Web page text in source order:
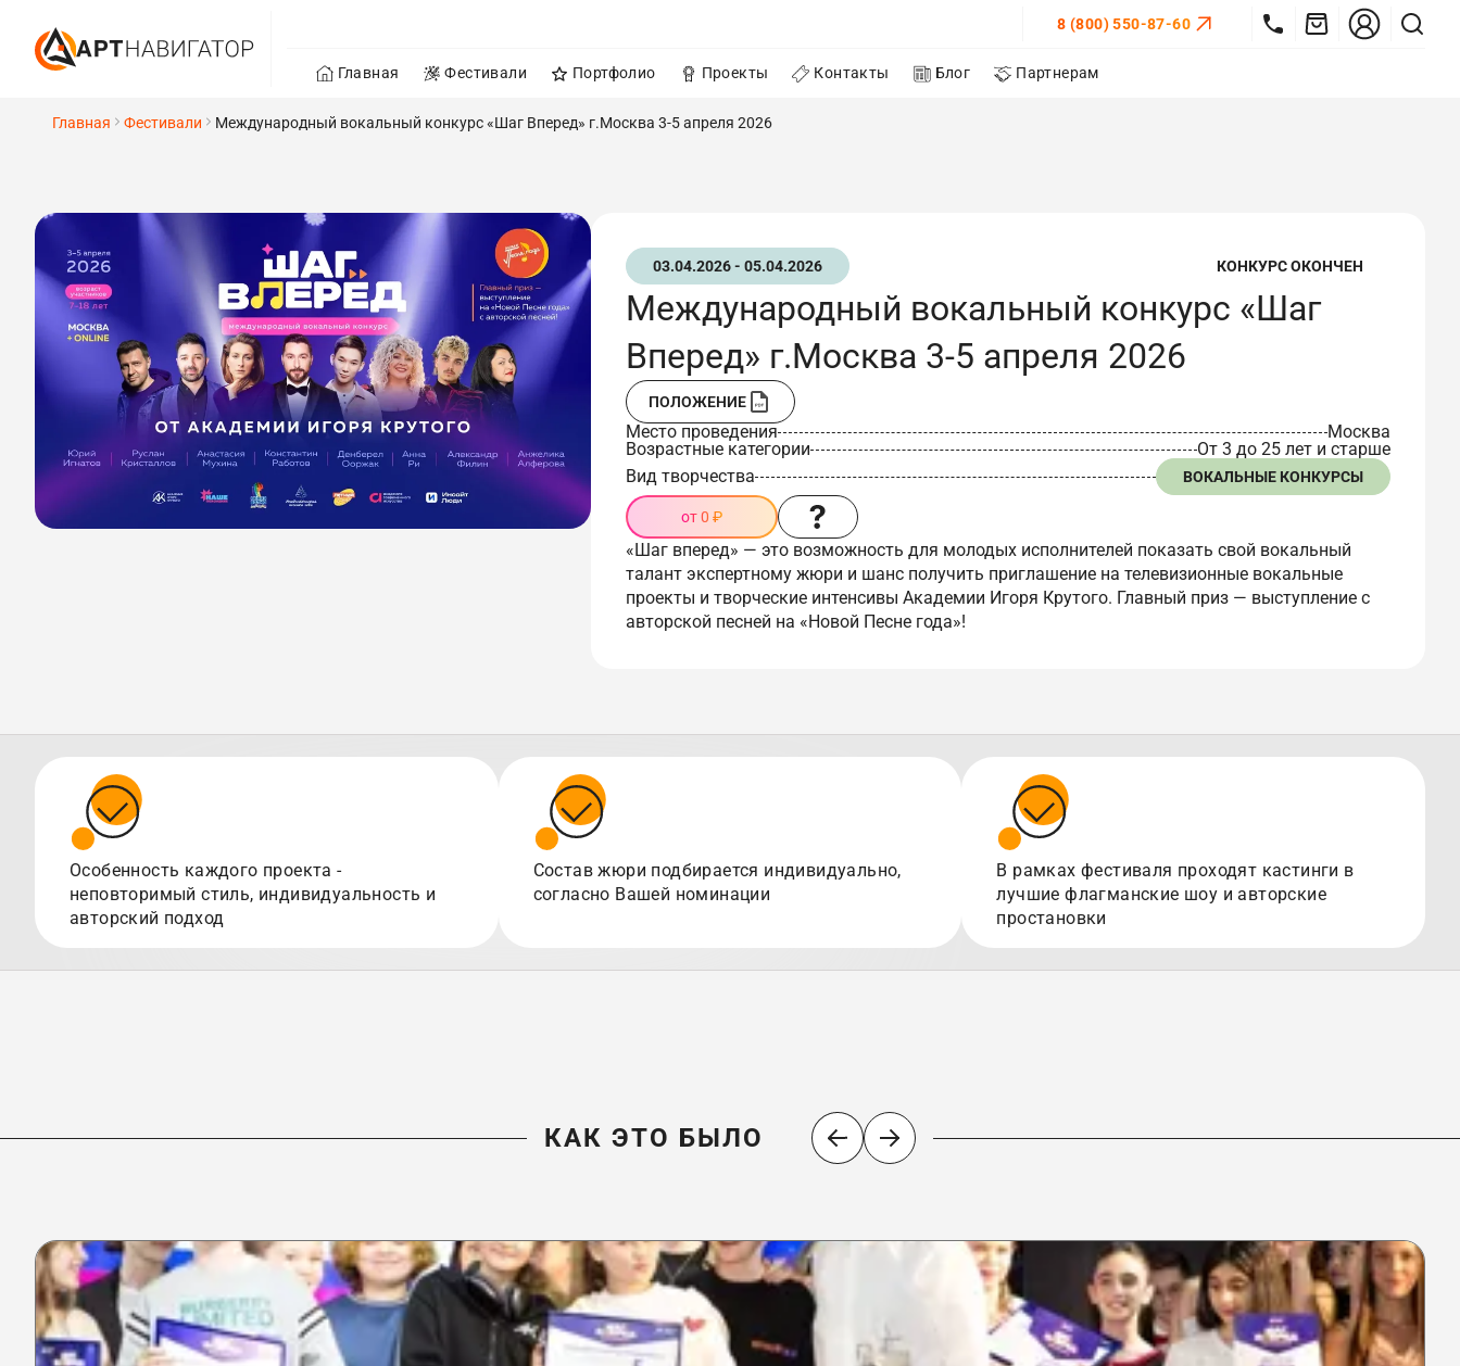
8 (800) 550-87-60
Главная Фестивали Портфолио Проекты Контакты Блог Партнерам
Главная Фестивали Международный вокальный конкурс «Шаг Вперед» г.Москва 3-5 апреля 2026
03.04.2026 - 05.04.2026 КОНКУРС ОКОНЧЕН
Международный вокальный конкурс «Шаг
Вперед» г.Москва 3-5 апреля 2026
ПОЛОЖЕНИЕ
Место проведения
Москва
Возрастные категории
От 3 до 25 лет и старше
Вид творчества
ВОКАЛЬНЫЕ КОНКУРСЫ
от 0 ₽
«Шаг вперед» — это возможность для молодых исполнителей показать свой вокальный
талант экспертному жюри и шанс получить приглашение на телевизионные вокальные
проекты и творческие интенсивы Академии Игоря Крутого. Главный приз — выступление с
авторской песней на «Новой Песне года»!
Особенность каждого проекта -
неповторимый стиль, индивидуальность и
авторский подход
Состав жюри подбирается индивидуально,
согласно Вашей номинации
В рамках фестиваля проходят кастинги в
лучшие флагманские шоу и авторские
простановки
КАК ЭТО БЫЛО